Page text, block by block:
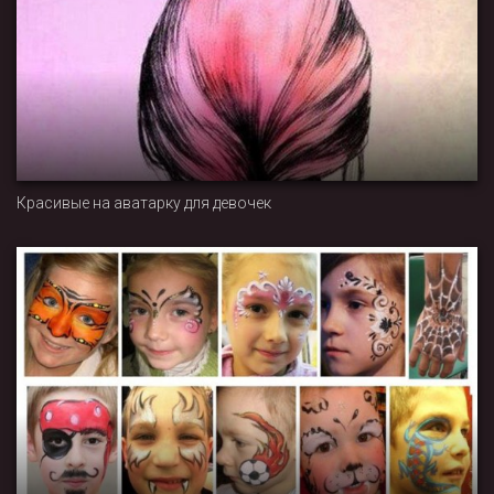
Красивые на аватарку для девочек